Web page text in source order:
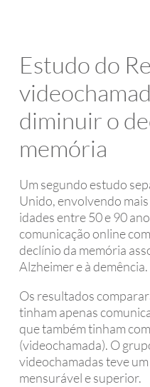
Estudo do
diminuir o
memória
Um segundo estudo
Unido, envolvendo
idades entre 50 e 90
comunicação online
declínio da memória
Alzheimer e à demência.
Os resultados
tinham apenas
que também tinham
(videochamada). O
videochamadas teve
mensurável e superior.